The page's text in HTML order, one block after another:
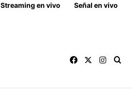
Streaming en vivo Señal en vivo
Facebook